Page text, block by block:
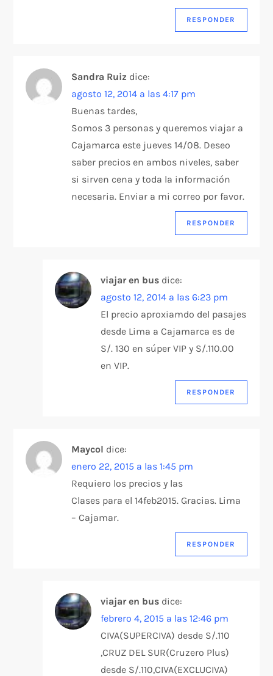
RESPONDER
Sandra Ruiz dice:
agosto 12, 2014 a las 4:17 pm
Buenas tardes,
Somos 3 personas y queremos viajar a
Cajamarca este jueves 14/08. Deseo
saber precios en ambos niveles, saber
si sirven cena y toda la información
necesaria. Enviar a mi correo por favor.
RESPONDER
viajar en bus dice:
agosto 12, 2014 a las 6:23 pm
El precio aproxiamdo del pasajes
desde Lima a Cajamarca es de
S/. 130 en súper VIP y S/.110.00
en VIP.
RESPONDER
Maycol dice:
enero 22, 2015 a las 1:45 pm
Requiero los precios y las
Clases para el 14feb2015. Gracias. Lima
– Cajamar.
RESPONDER
viajar en bus dice:
febrero 4, 2015 a las 12:46 pm
CIVA(SUPERCIVA) desde S/.110
,CRUZ DEL SUR(Cruzero Plus)
desde S/.110,CIVA(EXCLUCIVA)